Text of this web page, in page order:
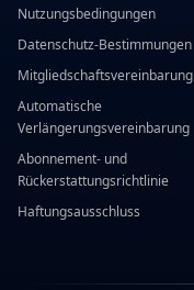
Nutzungsbedingungen
Datenschutz-Bestimmungen
Mitgliedschaftsvereinbarung
Automatische
Verlängerungsvereinbarung
Abonnement- und
Rückerstattungsrichtlinie
Haftungsausschluss